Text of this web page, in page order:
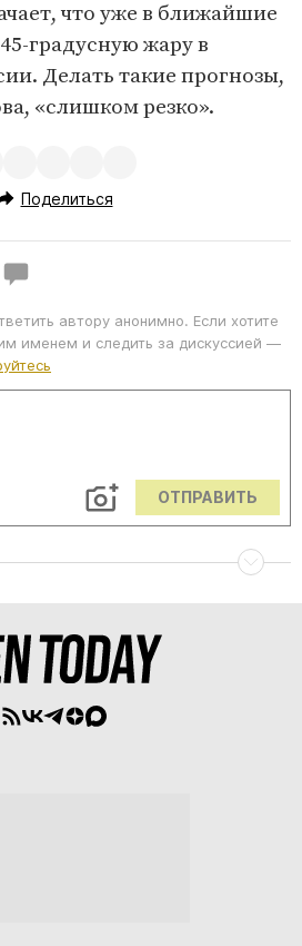
что уже в ближайшие
градусную жару в
Делать такие прогнозы,
«слишком резко».
Поделиться
автору анонимно. Если хотите
именем и следить за дискуссией —
ОТПРАВИТЬ